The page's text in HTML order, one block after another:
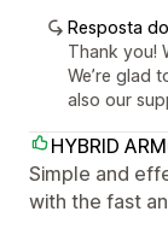
Resposta
Thank you!
We’re glad
also our
HYBRID
Simple and
with the fast